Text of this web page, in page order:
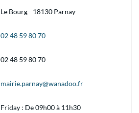
Le Bourg - 18130 Parnay
02 48 59 80 70
02 48 59 80 70
mairie.parnay@wanadoo.fr
Friday : De 09h00 à 11h30